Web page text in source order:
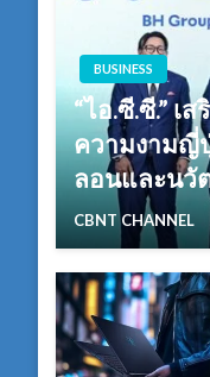
BUSINESS
“ไอ.ซี.ซี.” เ
ความงามญี่
ลอนและนวั
CBNT CHANNEL